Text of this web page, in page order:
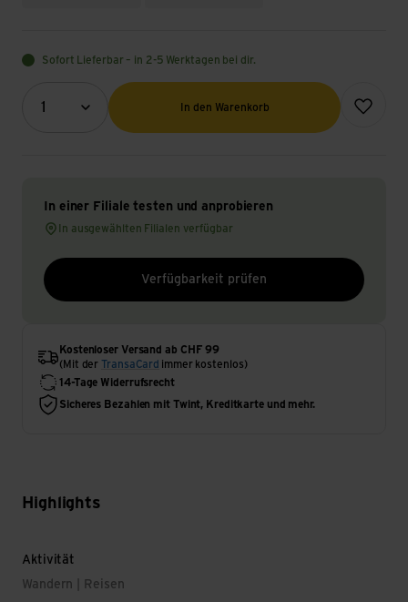
Sofort Lieferbar – in 2-5 Werktagen bei dir.
1
Menge (Optional)
In den Warenkorb
Zur
In einer Filiale testen und anprobieren
In ausgewählten Filialen verfügbar
Verfügbarkeit prüfen
Kostenloser Versand ab CHF 99
(Mit der
TransaCard immer kostenlos)
14-Tage Widerrufsrecht
Sicheres Bezahlen mit Twint, Kreditkarte und mehr.
Highlights
Aktivität
Wandern | Reisen